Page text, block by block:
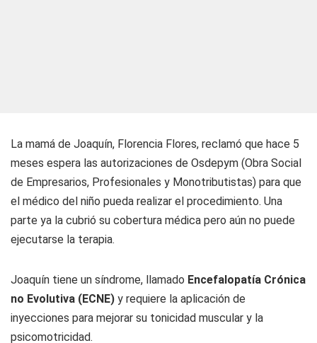
La mamá de Joaquín, Florencia Flores, reclamó que hace 5
meses espera las autorizaciones de Osdepym (Obra Social
de Empresarios, Profesionales y Monotributistas) para que
el médico del niño pueda realizar el procedimiento. Una
parte ya la cubrió su cobertura médica pero aún no puede
ejecutarse la terapia.
Joaquín tiene un síndrome, llamado Encefalopatía Crónica
no Evolutiva (ECNE) y requiere la aplicación de
inyecciones para mejorar su tonicidad muscular y la
psicomotricidad.